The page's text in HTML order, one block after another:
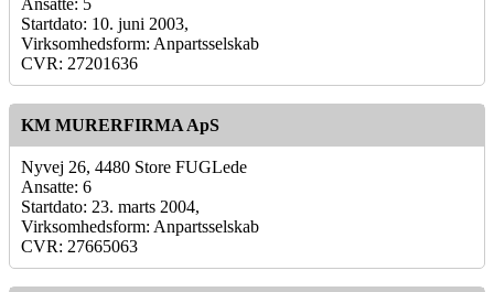
Ansatte: 5
Startdato: 10. juni 2003,
Virksomhedsform: Anpartsselskab
CVR: 27201636
KM MURERFIRMA ApS
Nyvej 26, 4480 Store FUGLede
Ansatte: 6
Startdato: 23. marts 2004,
Virksomhedsform: Anpartsselskab
CVR: 27665063